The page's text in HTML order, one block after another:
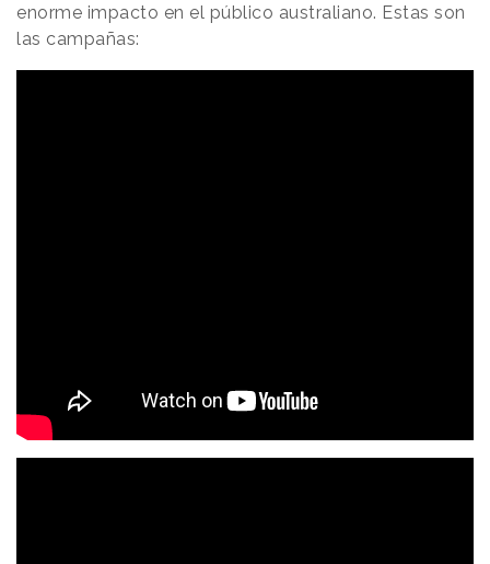
enorme impacto en el público australiano. Estas son
las campañas: